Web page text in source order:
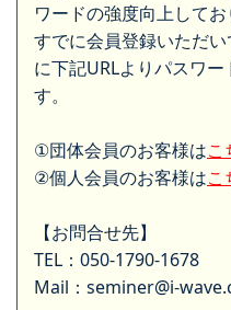
ワードの強度向上してお
すでに会員登録いただ
に下記URLよりパスワ
す。
①団体会員のお客様はこ
②個人会員のお客様はこ
【お問合せ先】
TEL：050-1790-1678
Mail：seminer@i-